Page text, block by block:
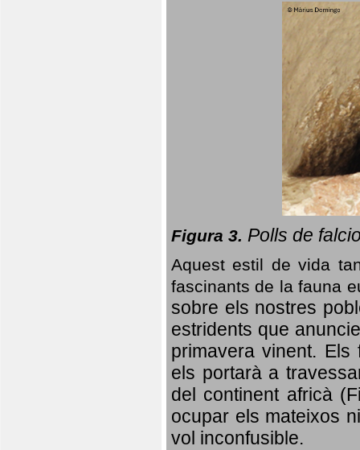
Figura 3. Polls de
Aquest estil de vida
fascinants de la fauna
sobre els nostres
estridents que
primavera vinent. Els
els portarà a
del continent africà
ocupar els mateixos
vol inconfusible.